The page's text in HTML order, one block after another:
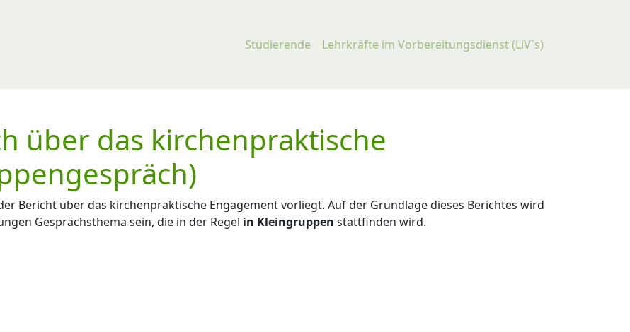
Studierende Lehrkräfte im Vorbereitungsdienst (LiV`s)
über das kirchenpraktische
Bericht über das kirchenpraktische Engagement vorliegt. Auf der Grundlage dieses Berichtes wird
Gesprächsthema sein, die in der Regel in Kleingruppen stattfinden wird.